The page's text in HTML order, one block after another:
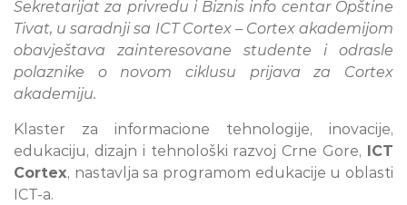
Sekretarijat za privredu i Biznis info centar Opštine
Tivat, u saradnji sa ICT Cortex – Cortex akademijom
obavještava zainteresovane studente i odrasle
polaznike o novom ciklusu prijava za Cortex
akademiju.
Klaster za informacione tehnologije, inovacije,
edukaciju, dizajn i tehnološki razvoj Crne Gore,
ICT
Cortex, nastavlja sa programom edukacije u oblasti
ICT-a.